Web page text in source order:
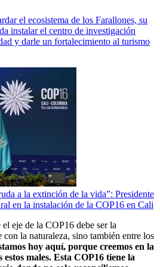
el ecosistema de los Farallones, su
instalar el centro de investigación
y darle un fortalecimiento al turismo
a la extinción de la vida”: Presidente
en la instalación de la COP16 en Cali
eje de la COP16 debe ser la
la naturaleza, sino también entre los
hoy aquí, porque creemos en la
males. Esta COP16 tiene la